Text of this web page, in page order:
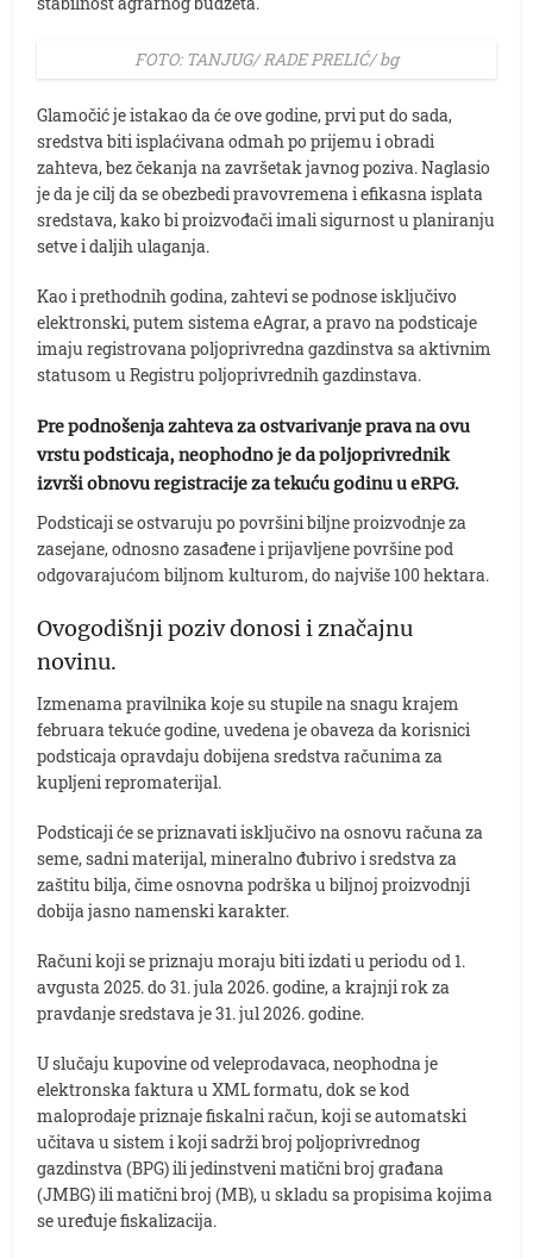
FOTO: TANJUG/ RADE PRELIĆ/ bg
Glamočić je istakao da će ove godine, prvi put do sada,
sredstva biti isplaćivana odmah po prijemu i obradi
zahteva, bez čekanja na završetak javnog poziva. Naglasio
je da je cilj da se obezbedi pravovremena i efikasna isplata
sredstava, kako bi proizvođači imali sigurnost u planiranju
setve i daljih ulaganja.
Kao i prethodnih godina, zahtevi se podnose isključivo
elektronski, putem sistema eAgrar, a pravo na podsticaje
imaju registrovana poljoprivredna gazdinstva sa aktivnim
statusom u Registru poljoprivrednih gazdinstava.
Pre podnošenja zahteva za ostvarivanje prava na ovu
vrstu podsticaja, neophodno je da poljoprivrednik
izvrši obnovu registracije za tekuću godinu u eRPG.
Podsticaji se ostvaruju po površini biljne proizvodnje za
zasejane, odnosno zasađene i prijavljene površine pod
odgovarajućom biljnom kulturom, do najviše 100 hektara.
Ovogodišnji poziv donosi i značajnu
novinu.
Izmenama pravilnika koje su stupile na snagu krajem
februara tekuće godine, uvedena je obaveza da korisnici
podsticaja opravdaju dobijena sredstva računima za
kupljeni repromaterijal.
Podsticaji će se priznavati isključivo na osnovu računa za
seme, sadni materijal, mineralno đubrivo i sredstva za
zaštitu bilja, čime osnovna podrška u biljnoj proizvodnji
dobija jasno namenski karakter.
Računi koji se priznaju moraju biti izdati u periodu od 1.
avgusta 2025. do 31. jula 2026. godine, a krajnji rok za
pravdanje sredstava je 31. jul 2026. godine.
U slučaju kupovine od veleprodavaca, neophodna je
elektronska faktura u XML formatu, dok se kod
maloprodaje priznaje fiskalni račun, koji se automatski
učitava u sistem i koji sadrži broj poljoprivrednog
gazdinstva (BPG) ili jedinstveni matični broj građana
(JMBG) ili matični broj (MB), u skladu sa propisima kojima
se uređuje fiskalizacija.